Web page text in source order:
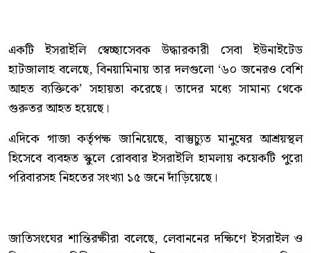
একটি ইসরাইলি স্বেচ্ছাসেবক উদ্ধারকারী সেবা ইউনাইটেড
হাটজালাহ বলেছে, বিনয়ামিনায় তার দলগুলো ‘৬০ জনেরও বেশি
আহত ব্যক্তিকে’ সহায়তা করেছে। তাদের মধ্যে সামান্য থেকে
গুরুতর আহত হয়েছে।
এদিকে গাজা কর্তৃপক্ষ জানিয়েছে, বাস্তুচ্যুত মানুষের আশ্রয়স্থল
হিসেবে ব্যবহৃত স্কুলে রোববার ইসরাইলি হামলায় কয়েকটি পুরো
পরিবারসহ নিহতের সংখ্যা ১৫ জনে দাঁড়িয়েছে।
জাতিসংঘের শান্তিরক্ষীরা বলেছে, লেবাননের দক্ষিণে ইসরাইল ও